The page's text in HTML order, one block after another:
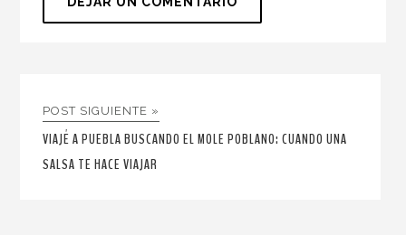
POST SIGUIENTE »
VIAJÉ A PUEBLA BUSCANDO EL MOLE POBLANO: CUANDO UNA
SALSA TE HACE VIAJAR